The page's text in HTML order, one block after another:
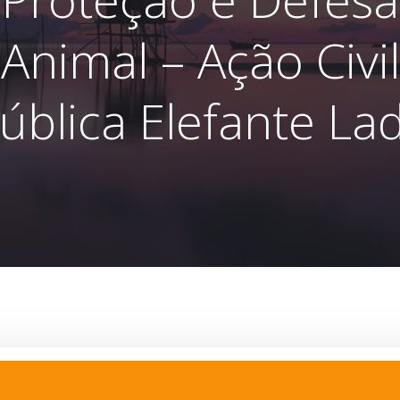
Animal – Ação Civil
Elefante